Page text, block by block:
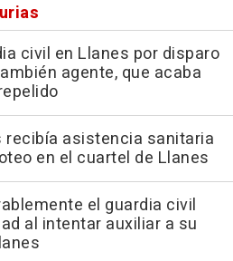
civil en Llanes por disparo
agente, que acaba
recibía asistencia sanitaria
en el cuartel de Llanes
el guardia civil
al intentar auxiliar a su